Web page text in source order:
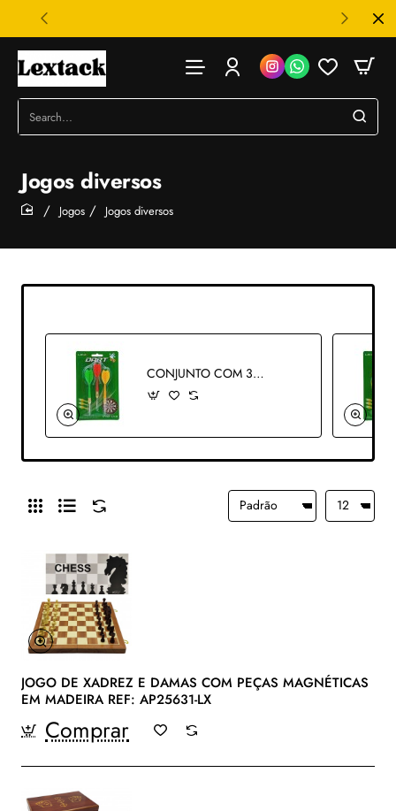
Search...
Jogos diversos
home
Jogos Jogos diversos
CONJUNTO COM 3 DARDOS PONTA AGULHA MAGNÉTICA DE PLÁSTICO REF: APLA7006
JOGO DE XADREZ E DAMAS COM PEÇAS MAGNÉTICAS
EM MADEIRA REF: AP25631-LX
Comprar